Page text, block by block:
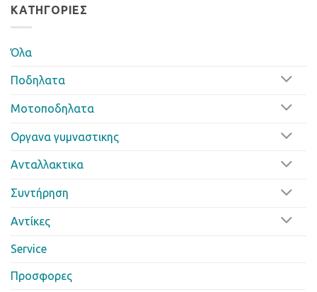
ΚΑΤΗΓΟΡΊΕΣ
Όλα
Ποδηλατα
Μοτοποδηλατα
Οργανα γυμναστικης
Ανταλλακτικα
Συντήρηση
Αντίκες
Service
Προσφορες